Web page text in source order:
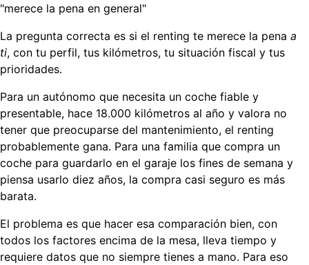
"merece la pena en general"
La pregunta correcta es si el renting te merece la pena a
ti, con tu perfil, tus kilómetros, tu situación fiscal y tus
prioridades.
Para un autónomo que necesita un coche fiable y
presentable, hace 18.000 kilómetros al año y valora no
tener que preocuparse del mantenimiento, el renting
probablemente gana. Para una familia que compra un
coche para guardarlo en el garaje los fines de semana y
piensa usarlo diez años, la compra casi seguro es más
barata.
El problema es que hacer esa comparación bien, con
todos los factores encima de la mesa, lleva tiempo y
requiere datos que no siempre tienes a mano. Para eso